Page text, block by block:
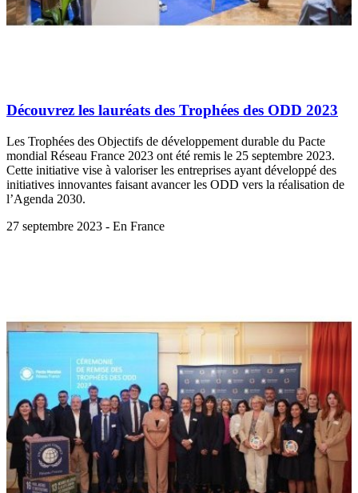
Découvrez les lauréats des Trophées des ODD 2023
Les Trophées des Objectifs de développement durable du Pacte
mondial Réseau France 2023 ont été remis le 25 septembre 2023.
Cette initiative vise à valoriser les entreprises ayant développé des
initiatives innovantes faisant avancer les ODD vers la réalisation de
l’Agenda 2030.
27 septembre 2023 - En France